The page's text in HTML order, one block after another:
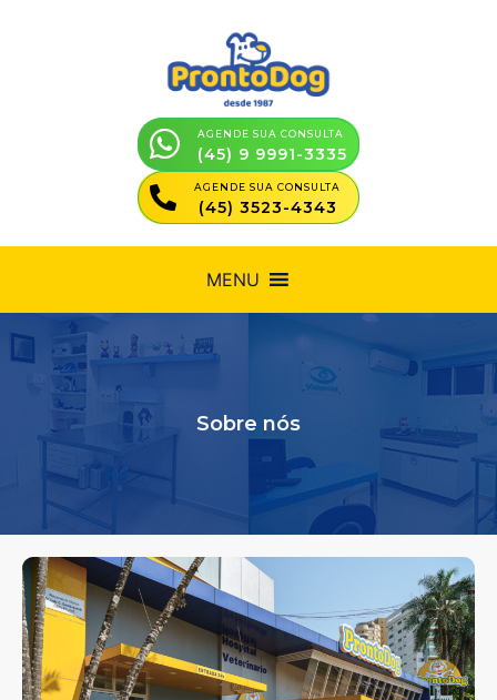
AGENDE SUA CONSULTA
(45) 9 9991-3335
AGENDE SUA CONSULTA
(45) 3523-4343
MENU
Sobre nós